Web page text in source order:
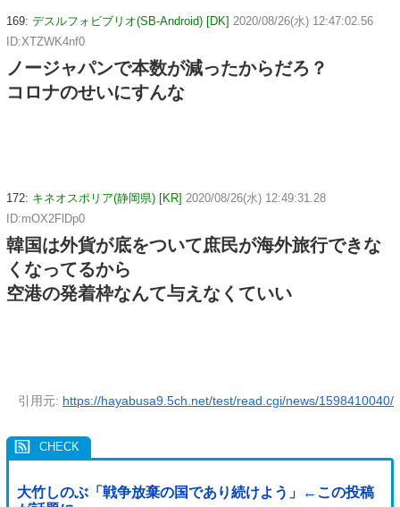
169: デスルフォビブリオ(SB-Android) [DK] 2020/08/26(水) 12:47:02.56
ID:XTZWK4nf0
ノージャパンで本数が減ったからだろ？
コロナのせいにすんな
172: キネオスポリア(静岡県) [KR] 2020/08/26(水) 12:49:31.28
ID:mOX2FlDp0
韓国は外貨が底をついて庶民が海外旅行できな
くなってるから
空港の発着枠なんて与えなくていい
引用元: https://hayabusa9.5ch.net/test/read.cgi/news/1598410040/
大竹しのぶ「戦争放棄の国であり続けよう」←この投稿